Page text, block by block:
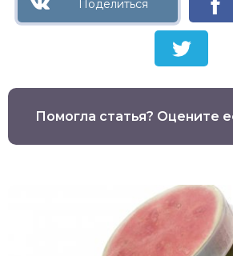
Помогла статья? Оцените